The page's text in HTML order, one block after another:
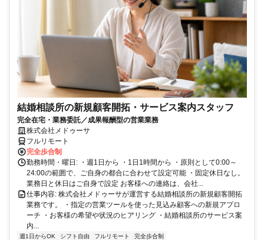
結婚相談所の新規顧客開拓・サービス案内スタッフ
完全在宅・業務委託／成果報酬型の営業業務
株式会社メドゥーサ
フルリモート
完全歩合制
勤務時間・曜日: ・週1日から ・1日1時間から ・原則として0:00～
24:00の範囲で、ご自身の都合に合わせて設定可能 ・固定休日なし。
業務日と休日はご自身で設定 お客様への連絡は、会社...
仕事内容: 株式会社メドゥーサが運営する結婚相談所の新規顧客開拓
業務です。 ・指定の営業ツールを使った見込み顧客への新規アプロ
ーチ ・お客様の希望や状況のヒアリング ・結婚相談所のサービス案
内...
週1日からOK シフト自由 フルリモート 完全歩合制